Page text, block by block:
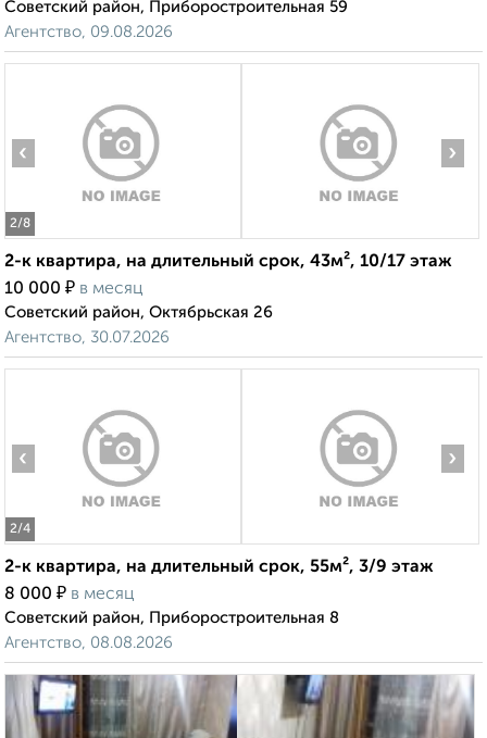
Советский район, Приборостроительная 59
Агентство, 09.08.2026
2/8
‹ ›
2-к квартира, на длительный срок, 43м², 10/17 этаж
10 000 ₽ в месяц
Советский район, Октябрьская 26
Агентство, 30.07.2026
2/4
‹ ›
2-к квартира, на длительный срок, 55м², 3/9 этаж
8 000 ₽ в месяц
Советский район, Приборостроительная 8
Агентство, 08.08.2026